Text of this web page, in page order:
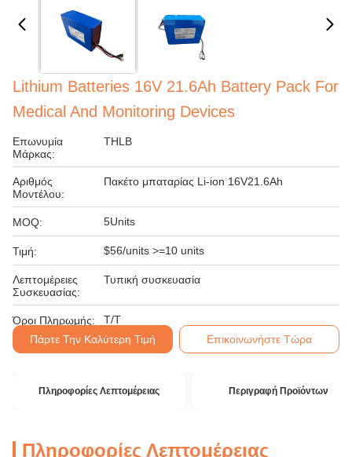
Lithium Batteries 16V 21.6Ah Battery Pack For
Medical And Monitoring Devices
Επωνυμία
Μάρκας:
THLB
Αριθμός
Μοντέλου:
Πακέτο μπαταρίας Li-ion 16V21.6Ah
MOQ: 5Units
Τιμή: $56/units >=10 units
Λεπτομέρειες
Συσκευασίας:
Τυπική συσκευασία
Όροι Πληρωμής:
T/T
Πάρτε Την Καλύτερη Τιμή
Επικοινωνήστε Τώρα
Πληροφορίες Λεπτομέρειας Περιγραφή Προϊόντων
Πληροφορίες Λεπτομέρειας